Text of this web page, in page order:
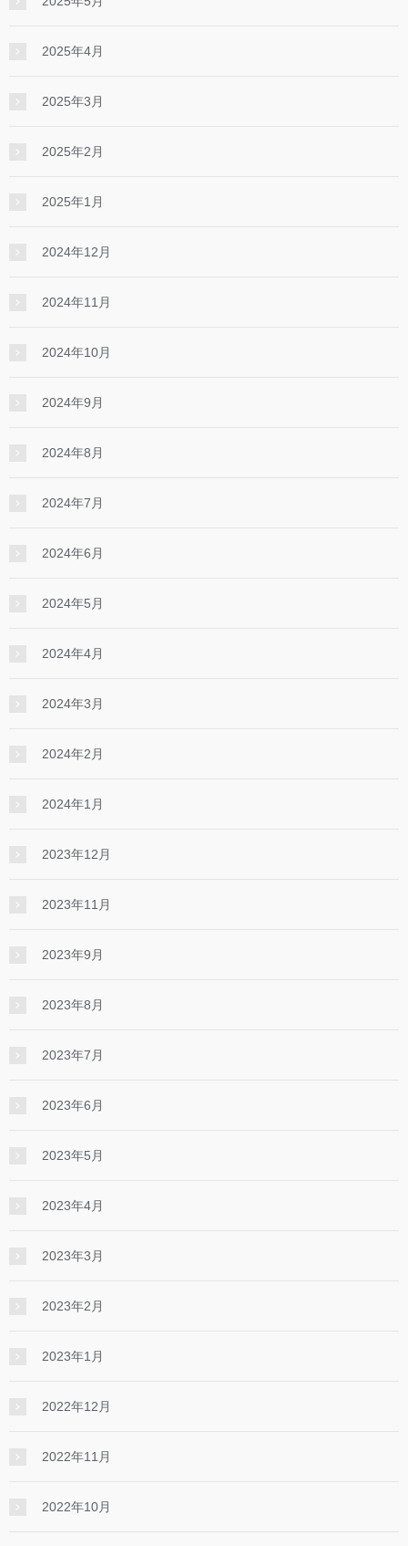
2025年4月
2025年3月
2025年2月
2025年1月
2024年12月
2024年11月
2024年10月
2024年9月
2024年8月
2024年7月
2024年6月
2024年5月
2024年4月
2024年3月
2024年2月
2024年1月
2023年12月
2023年11月
2023年9月
2023年8月
2023年7月
2023年6月
2023年5月
2023年4月
2023年3月
2023年2月
2023年1月
2022年12月
2022年11月
2022年10月